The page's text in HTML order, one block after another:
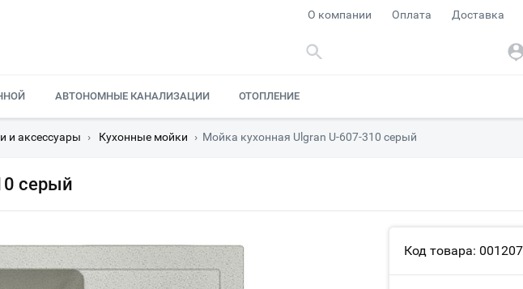
О компании Оплата Доставка
АВТОНОМНЫЕ КАНАЛИЗАЦИИ ОТОПЛЕНИЕ
и аксессуары › Кухонные мойки › Мойка кухонная Ulgran U-607-310 серый
серый
Код товара: